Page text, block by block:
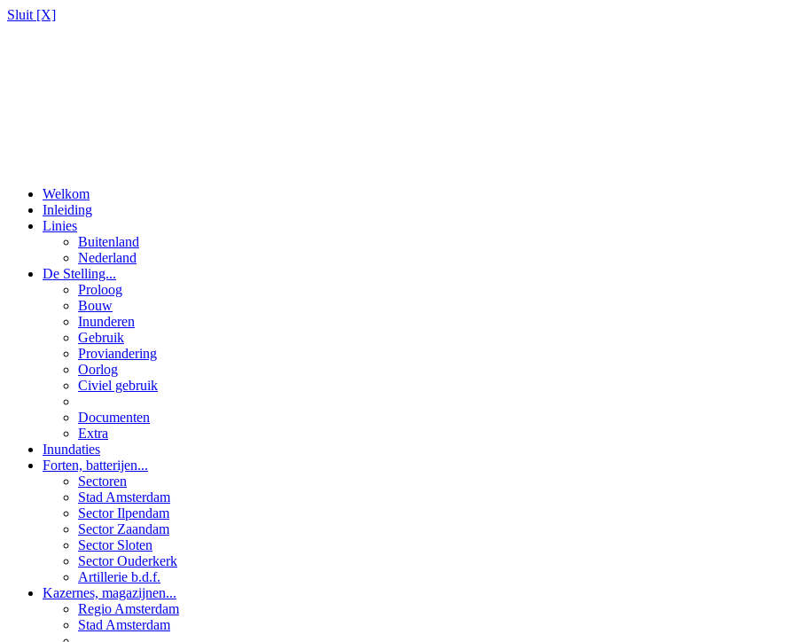
Sluit [X]
Welkom
Inleiding
Linies
Buitenland
Nederland
De Stelling...
Proloog
Bouw
Inunderen
Gebruik
Proviandering
Oorlog
Civiel gebruik
Documenten
Extra
Inundaties
Forten, batterijen...
Sectoren
Stad Amsterdam
Sector Ilpendam
Sector Zaandam
Sector Sloten
Sector Ouderkerk
Artillerie b.d.f.
Kazernes, magazijnen...
Regio Amsterdam
Stad Amsterdam